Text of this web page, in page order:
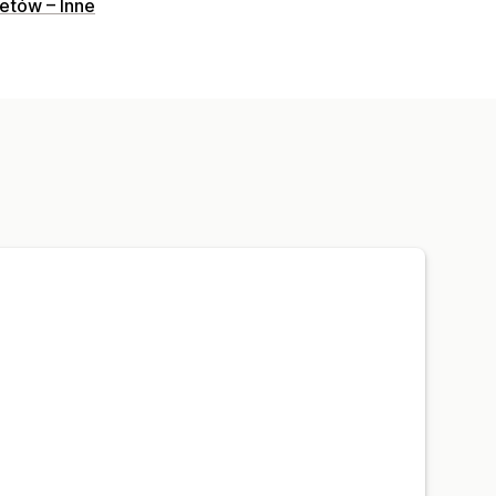
– Inne